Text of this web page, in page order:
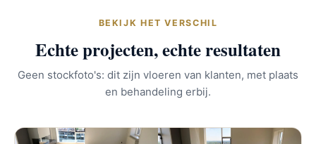
BEKIJK HET VERSCHIL
Echte projecten, echte resultaten
Geen stockfoto's: dit zijn vloeren van klanten, met plaats
en behandeling erbij.